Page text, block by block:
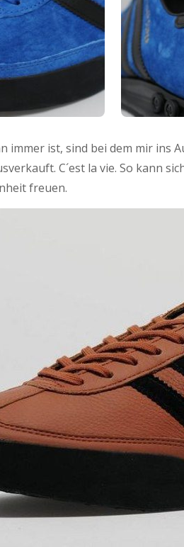
immer ist, sind bei dem mir ins
C´est la vie. So kann
freuen.